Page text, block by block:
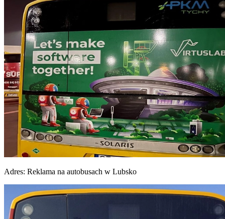
Adres: Reklama na autobusach w Lubsko